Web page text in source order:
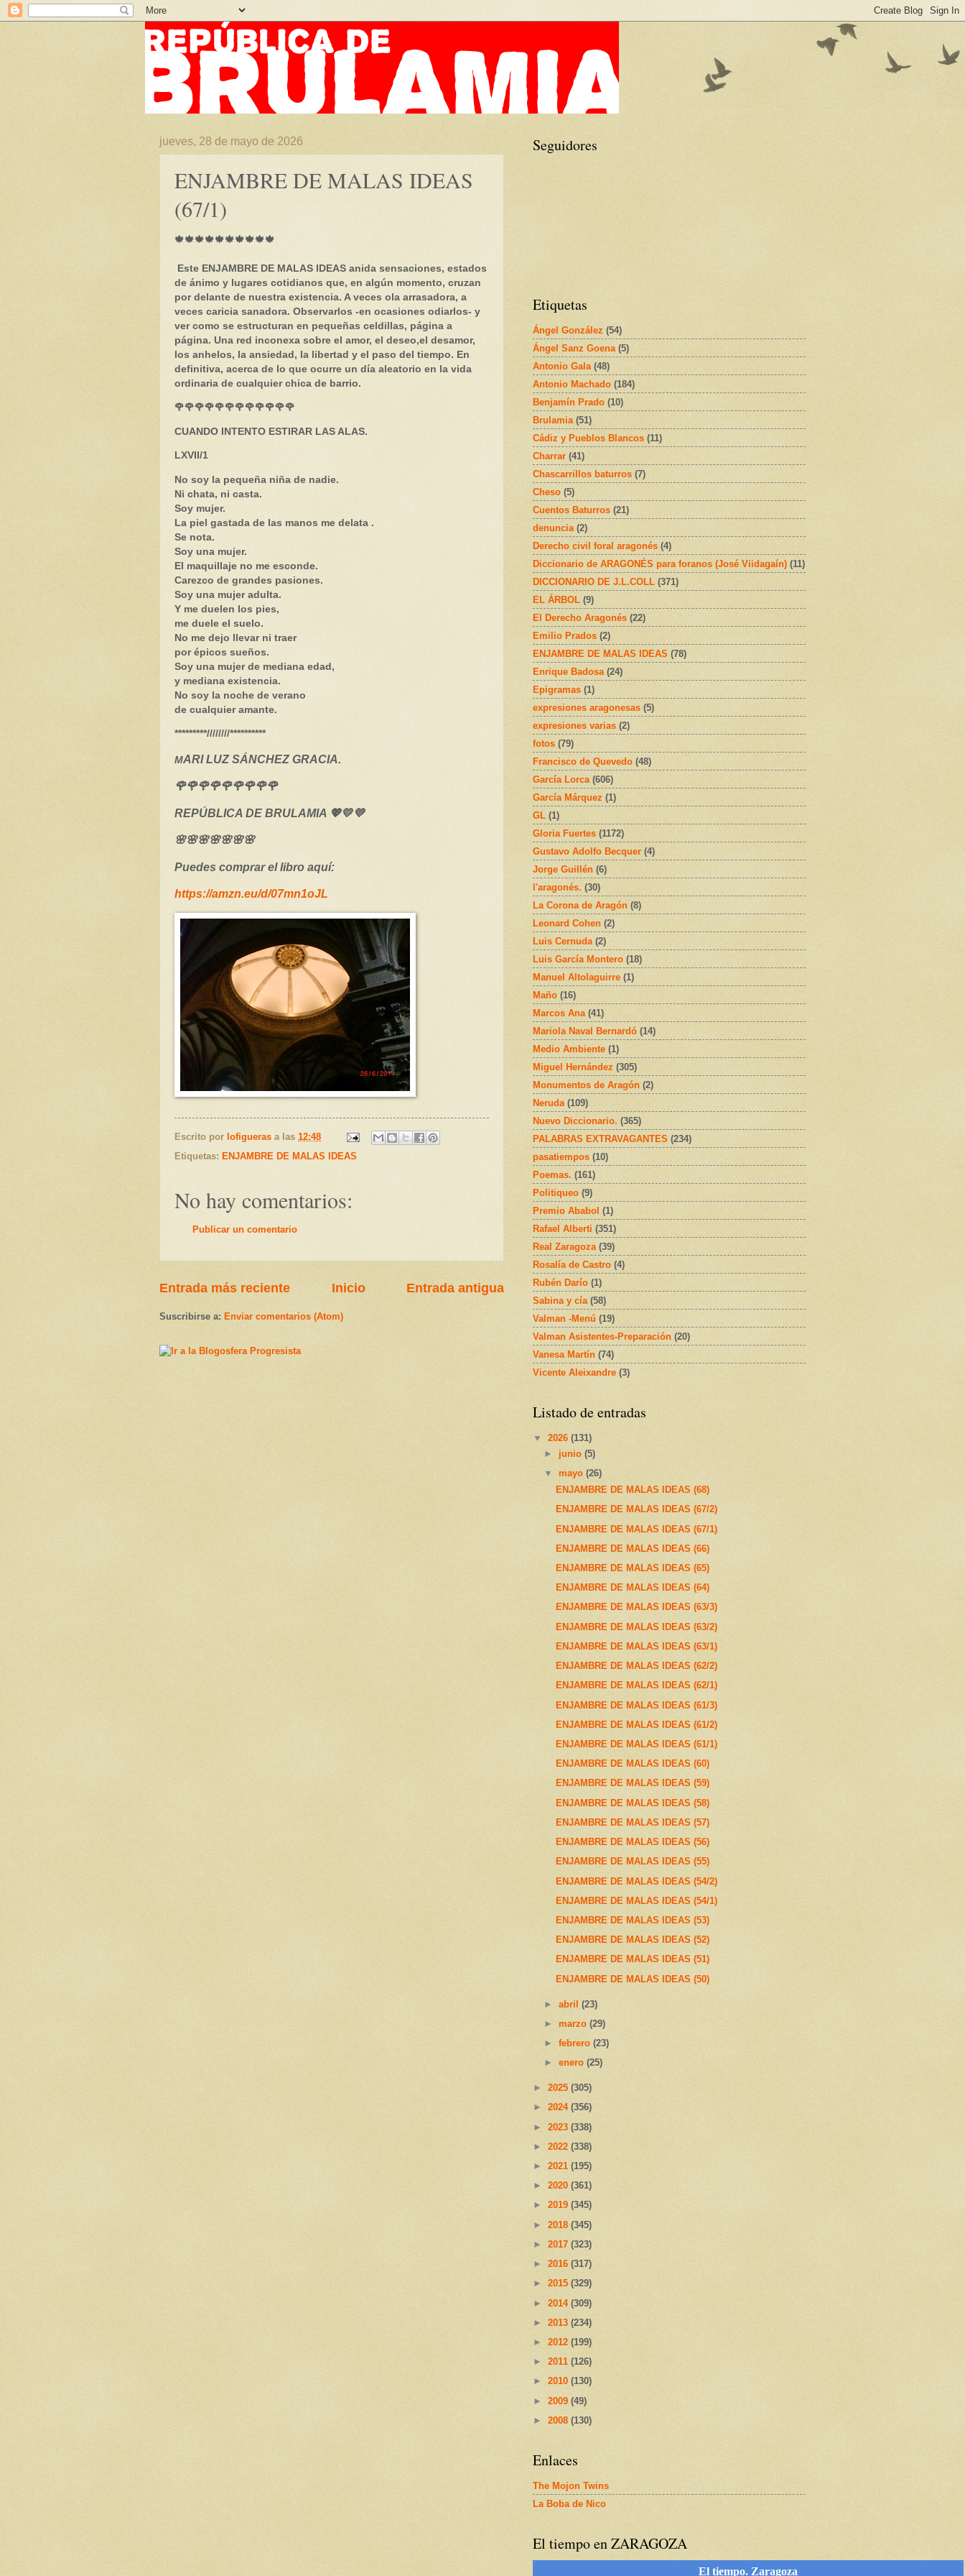
jueves, 28 de mayo de 2026
ENJAMBRE DE MALAS IDEAS
(67/1)
🍁🍁🍁🍁🍁🍁🍁🍁🍁🍁
Este ENJAMBRE DE MALAS IDEAS anida sensaciones, estados
de ánimo y lugares cotidianos que, en algún momento, cruzan
por delante de nuestra existencia. A veces ola arrasadora, a
veces caricia sanadora. Observarlos -en ocasiones odiarlos- y
ver como se estructuran en pequeñas celdillas, página a
página. Una red inconexa sobre el amor, el deseo,el desamor,
los anhelos, la ansiedad, la libertad y el paso del tiempo. En
definitiva, acerca de lo que ocurre un día aleatorio en la vida
ordinaria de cualquier chica de barrio.
🌹🌹🌹🌹🌹🌹🌹🌹🌹🌹🌹🌹
CUANDO INTENTO ESTIRAR LAS ALAS.
LXVII/1
No soy la pequeña niña de nadie.
Ni chata, ni casta.
Soy mujer.
La piel gastada de las manos me delata .
Se nota.
Soy una mujer.
El maquillaje no me esconde.
Carezco de grandes pasiones.
Soy una mujer adulta.
Y me duelen los pies,
me duele el suelo.
No me dejo llevar ni traer
por épicos sueños.
Soy una mujer de mediana edad,
y mediana existencia.
No soy la noche de verano
de cualquier amante.
*********////////**********
MARI LUZ SÁNCHEZ GRACIA.
🌹🌹🌹🌹🌹🌹🌹🌹🌹
REPÚBLICA DE BRULAMIA 💖💛💜
🌸🌸🌸🌸🌸🌸🌸
Puedes comprar el libro aquí:
https://amzn.eu/d/07mn1oJL
Escrito por lofigueras a las 12:48
Etiquetas: ENJAMBRE DE MALAS IDEAS
No hay comentarios:
Publicar un comentario
Entrada más reciente Entrada antigua
Inicio
Suscribirse a: Enviar comentarios (Atom)
Seguidores
Etiquetas
Ángel González (54)
Ángel Sanz Goena (5)
Antonio Gala (48)
Antonio Machado (184)
Benjamín Prado (10)
Brulamia (51)
Cádiz y Pueblos Blancos (11)
Charrar (41)
Chascarrillos baturros (7)
Cheso (5)
Cuentos Baturros (21)
denuncia (2)
Derecho civil foral aragonés (4)
Diccionario de ARAGONÉS para foranos (José Viidagaín) (11)
DICCIONARIO DE J.L.COLL (371)
EL ÁRBOL (9)
El Derecho Aragonés (22)
Emilio Prados (2)
ENJAMBRE DE MALAS IDEAS (78)
Enrique Badosa (24)
Epigramas (1)
expresiones aragonesas (5)
expresiones varias (2)
fotos (79)
Francisco de Quevedo (48)
García Lorca (606)
García Márquez (1)
GL (1)
Gloria Fuertes (1172)
Gustavo Adolfo Becquer (4)
Jorge Guillén (6)
l'aragonés. (30)
La Corona de Aragón (8)
Leonard Cohen (2)
Luis Cernuda (2)
Luis García Montero (18)
Manuel Altolaguirre (1)
Maño (16)
Marcos Ana (41)
Mariola Naval Bernardó (14)
Medio Ambiente (1)
Miguel Hernández (305)
Monumentos de Aragón (2)
Neruda (109)
Nuevo Diccionario. (365)
PALABRAS EXTRAVAGANTES (234)
pasatiempos (10)
Poemas. (161)
Politiqueo (9)
Premio Ababol (1)
Rafael Alberti (351)
Real Zaragoza (39)
Rosalía de Castro (4)
Rubén Darío (1)
Sabina y cía (58)
Valman -Menú (19)
Valman Asistentes-Preparación (20)
Vanesa Martín (74)
Vicente Aleixandre (3)
Listado de entradas
▼ 2026 (131)
► junio(5)
▼mayo(26)
ENJAMBRE DE MALAS IDEAS (68)
ENJAMBRE DE MALAS IDEAS (67/2)
ENJAMBRE DE MALAS IDEAS (67/1)
ENJAMBRE DE MALAS IDEAS (66)
ENJAMBRE DE MALAS IDEAS (65)
ENJAMBRE DE MALAS IDEAS (64)
ENJAMBRE DE MALAS IDEAS (63/3)
ENJAMBRE DE MALAS IDEAS (63/2)
ENJAMBRE DE MALAS IDEAS (63/1)
ENJAMBRE DE MALAS IDEAS (62/2)
ENJAMBRE DE MALAS IDEAS (62/1)
ENJAMBRE DE MALAS IDEAS (61/3)
ENJAMBRE DE MALAS IDEAS (61/2)
ENJAMBRE DE MALAS IDEAS (61/1)
ENJAMBRE DE MALAS IDEAS (60)
ENJAMBRE DE MALAS IDEAS (59)
ENJAMBRE DE MALAS IDEAS (58)
ENJAMBRE DE MALAS IDEAS (57)
ENJAMBRE DE MALAS IDEAS (56)
ENJAMBRE DE MALAS IDEAS (55)
ENJAMBRE DE MALAS IDEAS (54/2)
ENJAMBRE DE MALAS IDEAS (54/1)
ENJAMBRE DE MALAS IDEAS (53)
ENJAMBRE DE MALAS IDEAS (52)
ENJAMBRE DE MALAS IDEAS (51)
ENJAMBRE DE MALAS IDEAS (50)
►abril(23)
►marzo(29)
►febrero(23)
►enero(25)
► 2025 (305)
► 2024 (356)
► 2023 (338)
► 2022 (338)
► 2021 (195)
► 2020 (361)
► 2019 (345)
► 2018 (345)
► 2017 (323)
► 2016 (317)
► 2015 (329)
► 2014 (309)
► 2013 (234)
► 2012 (199)
► 2011 (126)
► 2010 (130)
► 2009 (49)
► 2008 (130)
Enlaces
The Mojon Twins
La Boba de Nico
El tiempo en ZARAGOZA